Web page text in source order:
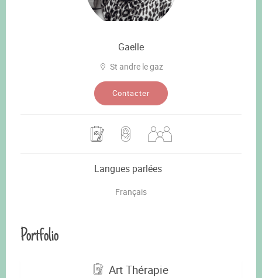
Gaelle
St andre le gaz
Contacter
Langues parlées
Français
Portfolio
Art Thérapie